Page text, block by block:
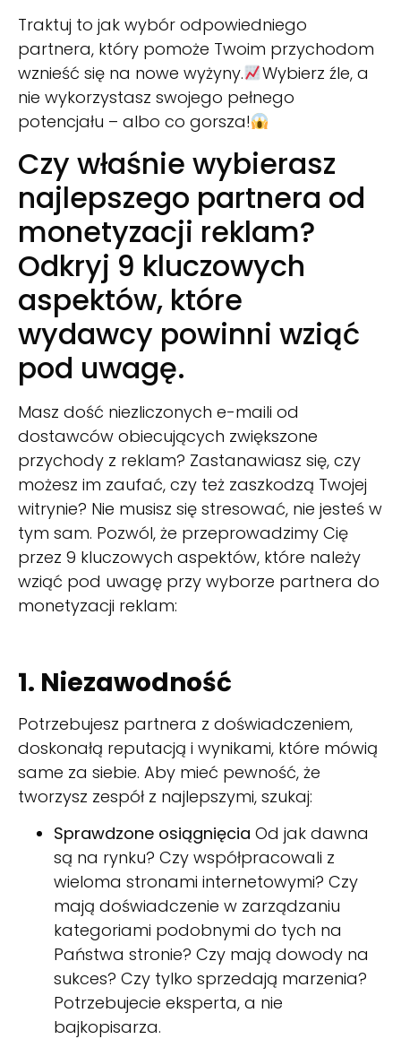
Traktuj to jak wybór odpowiedniego
partnera, który pomoże Twoim przychodom
wznieść się na nowe wyżyny.
Wybierz źle, a
nie wykorzystasz swojego pełnego
potencjału – albo co gorsza!
Czy właśnie wybierasz
najlepszego partnera od
monetyzacji reklam?
Odkryj 9 kluczowych
aspektów, które
wydawcy powinni wziąć
pod uwagę.
Masz dość niezliczonych e-maili od
dostawców obiecujących zwiększone
przychody z reklam? Zastanawiasz się, czy
możesz im zaufać, czy też zaszkodzą Twojej
witrynie? Nie musisz się stresować, nie jesteś w
tym sam. Pozwól, że przeprowadzimy Cię
przez 9 kluczowych aspektów, które należy
wziąć pod uwagę przy wyborze partnera do
monetyzacji reklam:
1. Niezawodność
Potrzebujesz partnera z doświadczeniem,
doskonałą reputacją i wynikami, które mówią
same za siebie. Aby mieć pewność, że
tworzysz zespół z najlepszymi, szukaj:
Sprawdzone osiągnięcia Od jak dawna
są na rynku? Czy współpracowali z
wieloma stronami internetowymi? Czy
mają doświadczenie w zarządzaniu
kategoriami podobnymi do tych na
Państwa stronie? Czy mają dowody na
sukces? Czy tylko sprzedają marzenia?
Potrzebujecie eksperta, a nie
bajkopisarza.